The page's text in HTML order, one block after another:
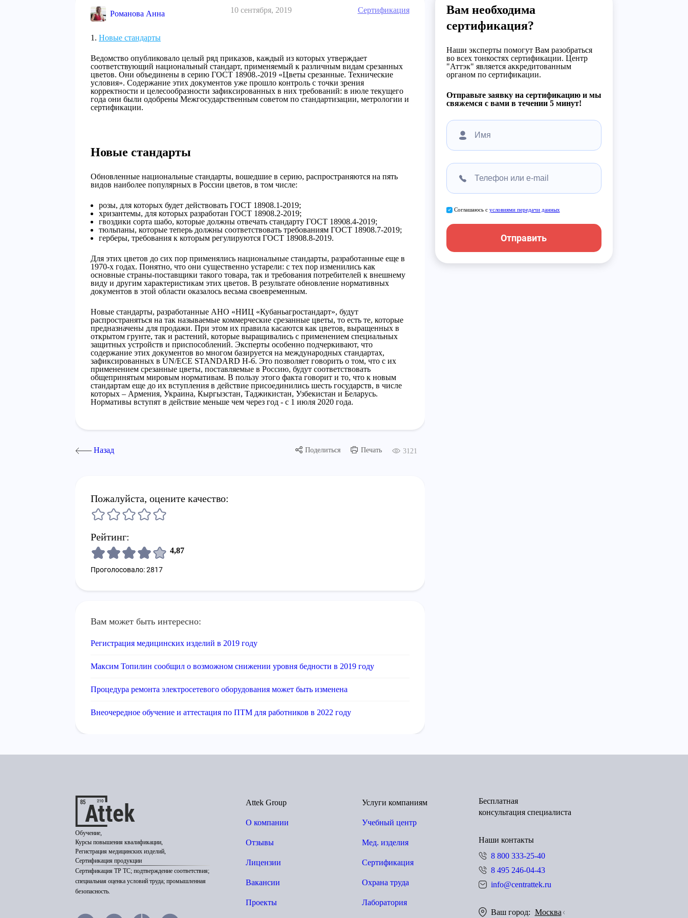
Романова Анна 10 сентября, 2019 Сертификация
Новые стандарты
Ведомство опубликовало целый ряд приказов, каждый из которых утверждает
соответствующий национальный стандарт, применяемый к различным видам срезанных
цветов. Они объединены в серию ГОСТ 18908.-2019 «Цветы срезанные. Технические
условия». Содержание этих документов уже прошло контроль с точки зрения
корректности и целесообразности зафиксированных в них требований: в июле текущего
года они были одобрены Межгосударственным советом по стандартизации, метрологии и
сертификации.
Новые стандарты
Обновленные национальные стандарты, вошедшие в серию, распространяются на пять
видов наиболее популярных в России цветов, в том числе:
розы, для которых будет действовать ГОСТ 18908.1-2019;
хризантемы, для которых разработан ГОСТ 18908.2-2019;
гвоздики сорта шабо, которые должны отвечать стандарту ГОСТ 18908.4-2019;
тюльпаны, которые теперь должны соответствовать требованиям ГОСТ 18908.7-2019;
герберы, требования к которым регулируются ГОСТ 18908.8-2019.
Для этих цветов до сих пор применялись национальные стандарты, разработанные еще в
1970-х годах. Понятно, что они существенно устарели: с тех пор изменились как
основные страны-поставщики такого товара, так и требования потребителей к внешнему
виду и другим характеристикам этих цветов. В результате обновление нормативных
документов в этой области оказалось весьма своевременным.
Новые стандарты, разработанные АНО «НИЦ «Кубаньагростандарт», будут
распространяться на так называемые коммерческие срезанные цветы, то есть те, которые
предназначены для продажи. При этом их правила касаются как цветов, выращенных в
открытом грунте, так и растений, которые выращивались с применением специальных
защитных устройств и приспособлений. Эксперты особенно подчеркивают, что
содержание этих документов во многом базируется на международных стандартах,
зафиксированных в UN/ECE STANDARD H-6. Это позволяет говорить о том, что с их
применением срезанные цветы, поставляемые в Россию, будут соответствовать
общепринятым мировым нормативам. В пользу этого факта говорит и то, что к новым
стандартам еще до их вступления в действие присоединились шесть государств, в числе
которых – Армения, Украина, Кыргызстан, Таджикистан, Узбекистан и Беларусь.
Нормативы вступят в действие меньше чем через год - с 1 июля 2020 года.
Назад Поделиться Печать 3121
Пожалуйста, оцените качество:
Рейтинг:
4,87
Проголосовало: 2817
Вам может быть интересно:
Регистрация медицинских изделий в 2019 году
Максим Топилин сообщил о возможном снижении уровня бедности в 2019 году
Процедура ремонта электросетевого оборудования может быть изменена
Внеочередное обучение и аттестация по ПТМ для работников в 2022 году
Вам необходима
сертификация?
Наши эксперты помогут Вам разобраться
во всех тонкостях сертификации. Центр
"Аттэк" является аккредитованным
органом по сертификации.
Отправьте заявку на сертификацию и мы
свяжемся с вами в течении 5 минут!
Соглашаюсь с условиями передачи данных
Отправить
Обучение,
Курсы повышения квалификации,
Регистрация медицинских изделий,
Сертификация продукции
Сертификация ТР ТС; подтверждение соответствия;
специальная оценка условий труда; промышленная
безопасность.
Attek Group
О компании
Отзывы
Лицензии
Вакансии
Проекты
Услуги компаниям
Учебный центр
Мед. изделия
Сертификация
Охрана труда
Лаборатория
Бесплатная
консультация специалиста
Наши контакты
8 800 333-25-40
8 495 246-04-43
info@centrattek.ru
Ваш город: Москва